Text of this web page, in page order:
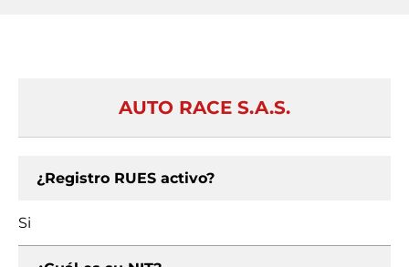
AUTO RACE S.A.S.
¿Registro RUES activo?
Si